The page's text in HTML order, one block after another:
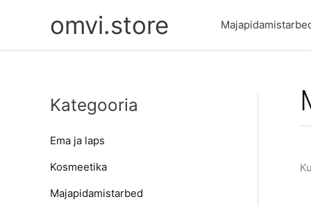
omvi.store
Kategooria
Ema ja laps
Kosmeetika
Majapidamistarbed